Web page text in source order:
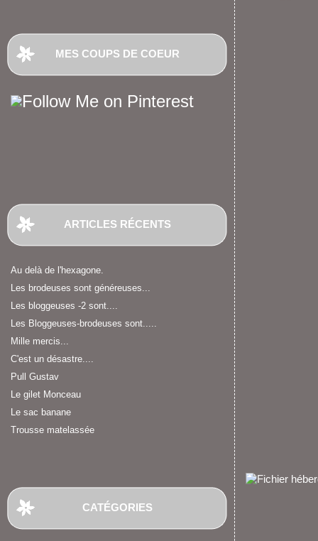
MES COUPS DE COEUR
ARTICLES RÉCENTS
Au delà de l'hexagone.
Les brodeuses sont généreuses...
Les bloggeuses -2 sont....
Les Bloggeuses-brodeuses sont.....
Mille mercis...
C'est un désastre....
Pull Gustav
Le gilet Monceau
Le sac banane
Trousse matelassée
CATÉGORIES